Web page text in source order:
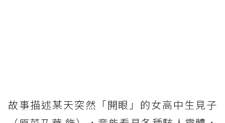
故事描述某天突然「開眼」的女高中生見子